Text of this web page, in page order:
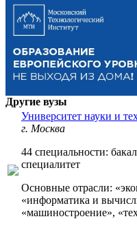
Другие вузы
Университет науки и
г. Москва
44 специальности:
специалитет
Основные отрасли:
«информатика и
«машиностроение»,